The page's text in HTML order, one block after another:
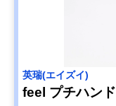
英瑞(エイズイ)
feel プチハンド